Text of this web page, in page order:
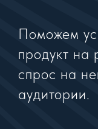
Поможем
продукт на
спрос на
аудитории.